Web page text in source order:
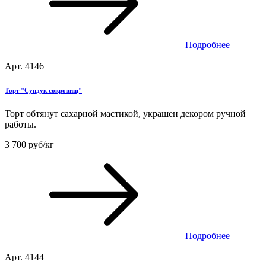
Подробнее
Арт. 4146
Торт "Сундук сокровищ"
Торт обтянут сахарной мастикой, украшен декором ручной
работы.
3 700 руб/кг
Подробнее
Арт. 4144